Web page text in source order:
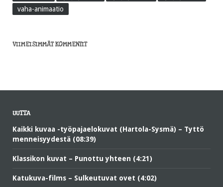
vaha-animaatio
VIIMEISIMMÄT KOMMENTIT
UUTTA
Kaikki kuvaa -työpajaelokuvat (Hartola-Sysmä) – Tyttö
menneisyydestä (08:39)
Klassikon kuvat – Punottu yhteen (4:21)
Katukuva-films – Sulkeutuvat ovet (4:02)